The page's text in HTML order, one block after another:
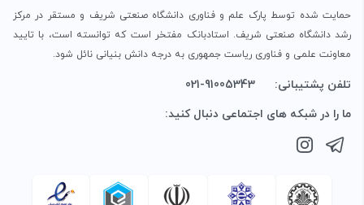
حمایت شده توسط پارک علم و فناوری دانشگاه صنعتی شریف و مستقر در مرکز
رشد دانشگاه صنعتی شریف. استادبانک مفتخر است که توانسته است، با تایید
معاونت علمی و فناوری ریاست جمهوری به درجه دانش بنیانی نائل شود.
تلفن پشتیبانی:
021-91005343
ما را در شبکه های اجتماعی دنبال کنید: